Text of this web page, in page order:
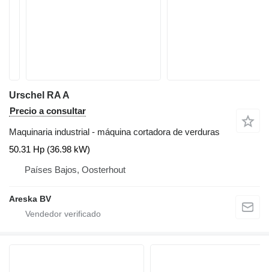
Urschel RA A
Precio a consultar
Maquinaria industrial - máquina cortadora de verduras
50.31 Hp (36.98 kW)
Países Bajos, Oosterhout
Areska BV